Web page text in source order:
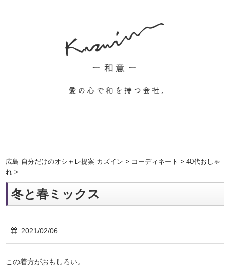
広島 自分だけのオシャレ提案 カズイン > コーディネート >40代おしゃ
れ >
冬と春ミックス
2021/02/06
この着方がおもしろい。